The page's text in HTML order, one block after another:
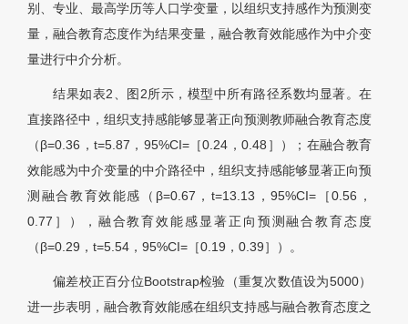
别、专业、最高学历等人口学变量，以组织支持感作为预测变
量，融合教育态度作为结果变量，融合教育效能感作为中介变
量进行中介分析。
结果如表2、图2所示，模型中所有路径系数均显著。在
直接路径中，组织支持感能够显著正向预测教师融合教育态度
（β=0.36，t=5.87，95%CI=［0.24，0.48］）；在融合教育
效能感为中介变量的中介路径中，组织支持感能够显著正向预
测融合教育效能感（ β=0.67，t=13.13，95%CI=［0.56，
0.77］），融合教育效能感显著正向预测融合教育态度
（β=0.29，t=5.54，95%CI=［0.19，0.39］）。
偏差校正百分位Bootstrap检验（重复次数值设为5000）
进一步表明，融合教育效能感在组织支持感与融合教育态度之